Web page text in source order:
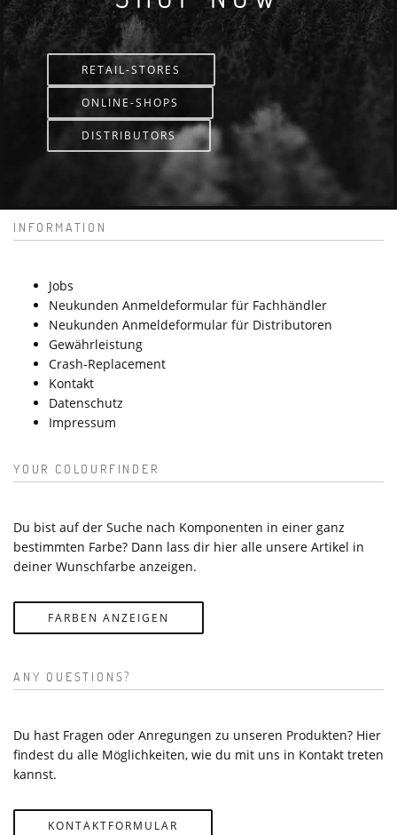
RETAIL-STORES
ONLINE-SHOPS
DISTRIBUTORS
INFORMATION
Jobs
Neukunden Anmeldeformular für Fachhändler
Neukunden Anmeldeformular für Distributoren
Gewährleistung
Crash-Replacement
Kontakt
Datenschutz
Impressum
YOUR COLOURFINDER
Du bist auf der Suche nach Komponenten in einer ganz
bestimmten Farbe? Dann lass dir hier alle unsere Artikel in
deiner Wunschfarbe anzeigen.
FARBEN ANZEIGEN
ANY QUESTIONS?
Du hast Fragen oder Anregungen zu unseren Produkten? Hier
findest du alle Möglichkeiten, wie du mit uns in Kontakt treten
kannst.
KONTAKTFORMULAR